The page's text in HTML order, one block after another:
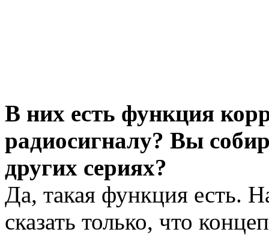
В них есть функция
радиосигналу? Вы
других сериях?
Да, такая функция есть.
сказать только, что